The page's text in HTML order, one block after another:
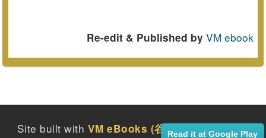
Re-edit & Published by VM ebook
Site built with VM eBooks (谷月社電子書)2016
Read it at Google Play